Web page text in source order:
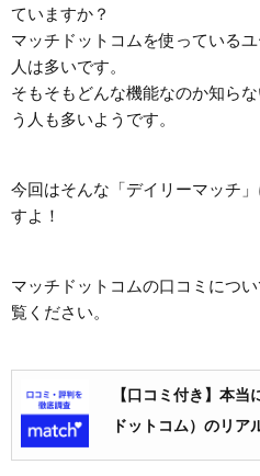
ていますか？
マッチドットコムを使っている
人は多いです。
そもそもどんな機能なのか知ら
う人も多いようです。
今回はそんな「デイリーマッチ
すよ！
マッチドットコムの口コミにつ
覧ください。
【口コミ付き】本
ドットコム）のリア